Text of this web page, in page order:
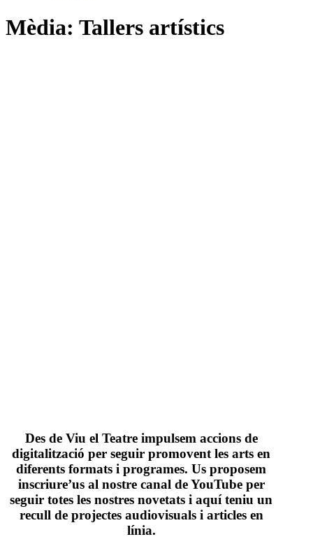
Mèdia: Tallers artístics
Des de Viu el Teatre impulsem accions de
digitalització per seguir promovent les arts en
diferents formats i programes. Us proposem
inscriure’us al nostre canal de YouTube per
seguir totes les nostres novetats i aquí teniu un
recull de projectes audiovisuals i articles en
línia.